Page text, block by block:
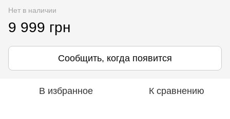
Нет в наличии
9 999 грн
Сообщить, когда появится
В избранное К сравнению